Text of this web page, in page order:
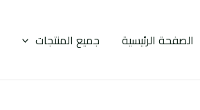
الصفحة الرئيسية جميع المنتجات